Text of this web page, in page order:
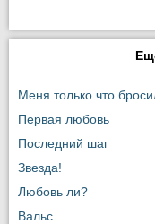
Меня только что
Первая любовь
Последний шаг
Звезда!
Любовь ли?
Вальс